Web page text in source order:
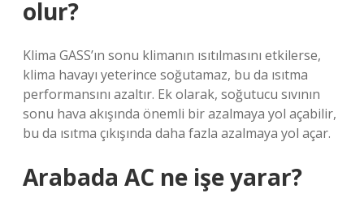
olur?
Klima GASS’ın sonu klimanın ısıtılmasını etkilerse,
klima havayı yeterince soğutamaz, bu da ısıtma
performansını azaltır. Ek olarak, soğutucu sıvının
sonu hava akışında önemli bir azalmaya yol açabilir,
bu da ısıtma çıkışında daha fazla azalmaya yol açar.
Arabada AC ne işe yarar?